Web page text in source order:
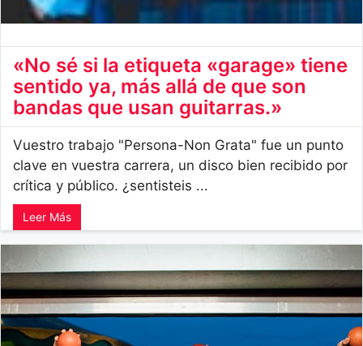
«No sé si la etiqueta «garage» tiene
sentido ya, más allá de que son
bandas que usan guitarras.»
Vuestro trabajo "Persona-Non Grata" fue un punto
clave en vuestra carrera, un disco bien recibido por
crítica y público. ¿sentisteis ...
Leer Más